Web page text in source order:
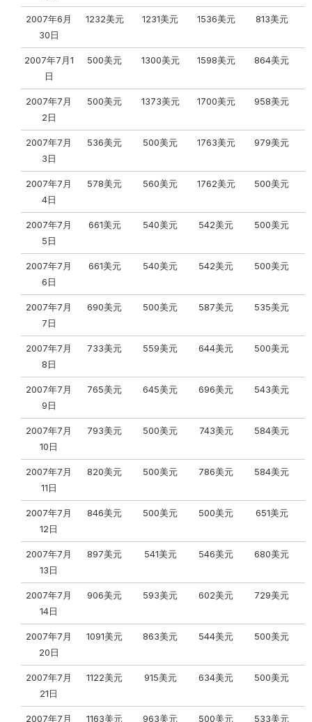
2007年6月
30日
1232美元 1231美元 1536美元 813美元
2007年7月1
日
500美元 1300美元 1598美元 864美元
2007年7月
2日
500美元 1373美元 1700美元 958美元
2007年7月
3日
536美元 500美元 1763美元 979美元
2007年7月
4日
578美元 560美元 1762美元 500美元
2007年7月
5日
661美元 540美元 542美元 500美元
2007年7月
6日
661美元 540美元 542美元 500美元
2007年7月
7日
690美元 500美元 587美元 535美元
2007年7月
8日
733美元 559美元 644美元 500美元
2007年7月
9日
765美元 645美元 696美元 543美元
2007年7月
10日
793美元 500美元 743美元 584美元
2007年7月
11日
820美元 500美元 786美元 584美元
2007年7月
12日
846美元 500美元 500美元 651美元
2007年7月
13日
897美元 541美元 546美元 680美元
2007年7月
14日
906美元 593美元 602美元 729美元
2007年7月
20日
1091美元 863美元 544美元 500美元
2007年7月
21日
1122美元 915美元 634美元 500美元
2007年7月 1163美元 963美元 500美元 533美元